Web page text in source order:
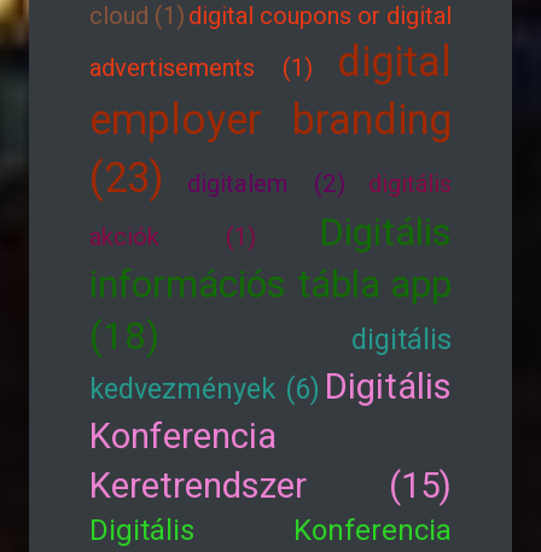
cloud (1) digital coupons or digital
advertisements (1)
digital
employer branding
(23)
digitalem (2)
digitális
akciók (1)
Digitális
információs tábla app
(18)
digitális
kedvezmények (6) Digitális
Konferencia
Keretrendszer (15)
Digitális Konferencia